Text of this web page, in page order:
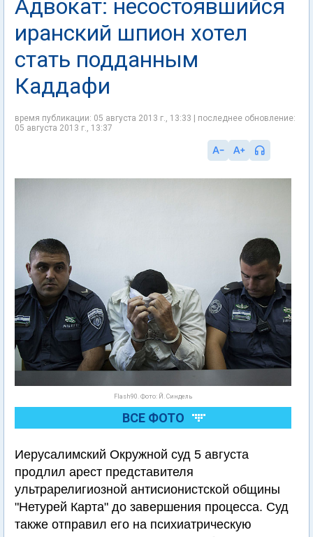
Адвокат: несостоявшийся
иранский шпион хотел
стать подданным
Каддафи
время публикации: 05 августа 2013 г., 13:33 | последнее обновление:
05 августа 2013 г., 13:37
Flash90. Фото: Й. Синдель
ВСЕ ФОТО
Иерусалимский Окружной суд 5 августа
продлил арест представителя
ультрарелигиозной антисионистской общины
"Нетурей Карта" до завершения процесса. Суд
также отправил его на психиатрическую